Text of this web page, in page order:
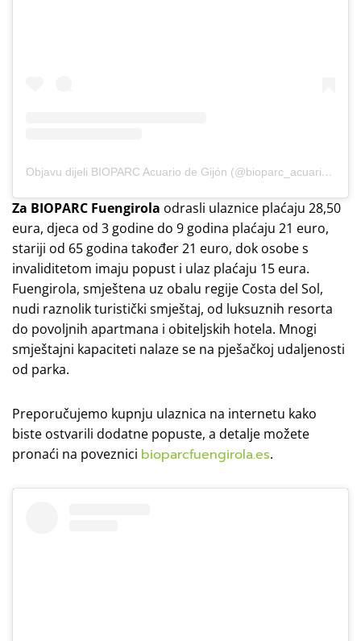
Objavu dijeli BIOPARC Acuario de Gijón (@bioparc_acuariodegijon)
Za BIOPARC Fuengirola odrasli ulaznice plaćaju 28,50
eura, djeca od 3 godine do 9 godina plaćaju 21 euro,
stariji od 65 godina također 21 euro, dok osobe s
invaliditetom imaju popust i ulaz plaćaju 15 eura.
Fuengirola, smještena uz obalu regije Costa del Sol,
nudi raznolik turistički smještaj, od luksuznih resorta
do povoljnih apartmana i obiteljskih hotela. Mnogi
smještajni kapaciteti nalaze se na pješačkoj udaljenosti
od parka.
Preporučujemo kupnju ulaznica na internetu kako
biste ostvarili dodatne popuste, a detalje možete
pronaći na poveznici bioparcfuengirola.es.